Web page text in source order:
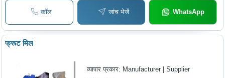
कॉल जांच भेजें WhatsApp
फ्रूट मिल
व्यापार प्रकार: Manufacturer | Supplier